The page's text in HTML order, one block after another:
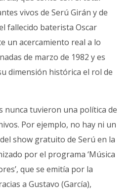
vivos de Serú Girán y de
fallecido baterista Oscar
un acercamiento real a lo
de marzo de 1982 y es
dimensión histórica el rol de
nunca tuvieron una política de
Por ejemplo, no hay ni un
show gratuito de Serú en la
por el programa ‘Música
que se emitía por la
a Gustavo (García),